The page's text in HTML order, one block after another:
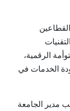
الرقمية،
الخدمات في
مدير الجامعة